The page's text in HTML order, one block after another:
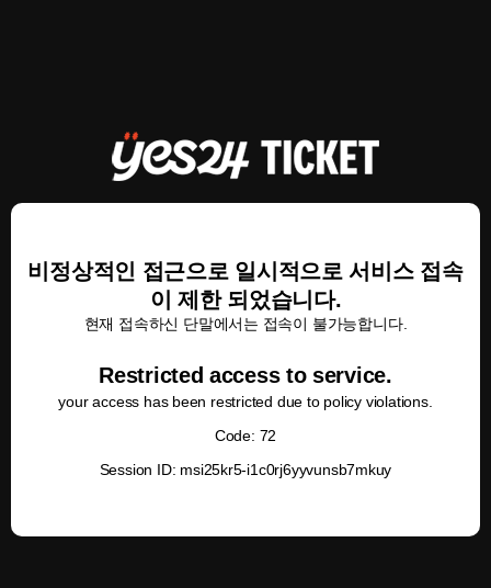
비정상적인 접근으로 일시적으로 서비스 접속
이 제한 되었습니다.
현재 접속하신 단말에서는 접속이 불가능합니다.
Restricted access to service.
your access has been restricted due to policy violations.
Code: 72
Session ID: msi25kr5-i1c0rj6yyvunsb7mkuy